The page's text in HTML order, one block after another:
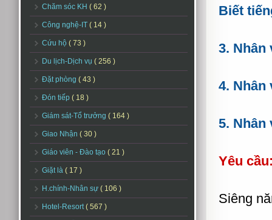
Chăm sóc KH ( 62 )
Công nghệ-IT ( 14 )
Cứu hộ ( 73 )
Du lịch-Dịch vụ ( 256 )
Đặt phòng ( 43 )
Đón tiếp ( 18 )
Giám sát-Tổ trưởng ( 164 )
Giao Nhận ( 30 )
Giáo viên - Đào tạo ( 21 )
Giặt là ( 17 )
H.chính-Nhân sự ( 106 )
Hotel-Resort( 567 )
Biết
3. Nhân
4.
5. Nhân
Yêu
Siêng